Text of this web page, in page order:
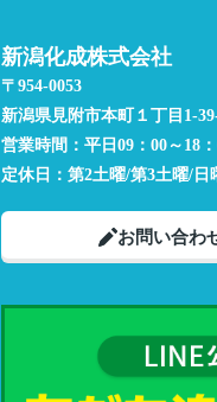
新潟化成株式会社
〒954-0053
新潟県見附市本町１丁目1-
営業時間： 平日09：00～18
定休日： 第2土曜/第3土曜/
お問い合わ